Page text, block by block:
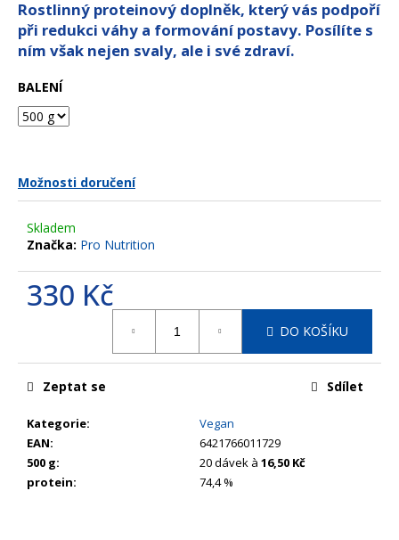
5
hvězdiček.
Rostlinný proteinový doplněk, který vás podpoří
při redukci váhy a formování postavy. Posílíte s
ním však nejen svaly, ale i své zdraví.
BALENÍ
Možnosti doručení
Skladem
Značka: Pro Nutrition
330 Kč
DO KOŠÍKU
Kategorie:
Vegan
EAN:
6421766011729
500 g: 20 dávek à 16,50 Kč
protein: 74,4 %
Zeptat se Sdílet
a
j
t
?
HLEDAT
D
o
r
u
u
e
m